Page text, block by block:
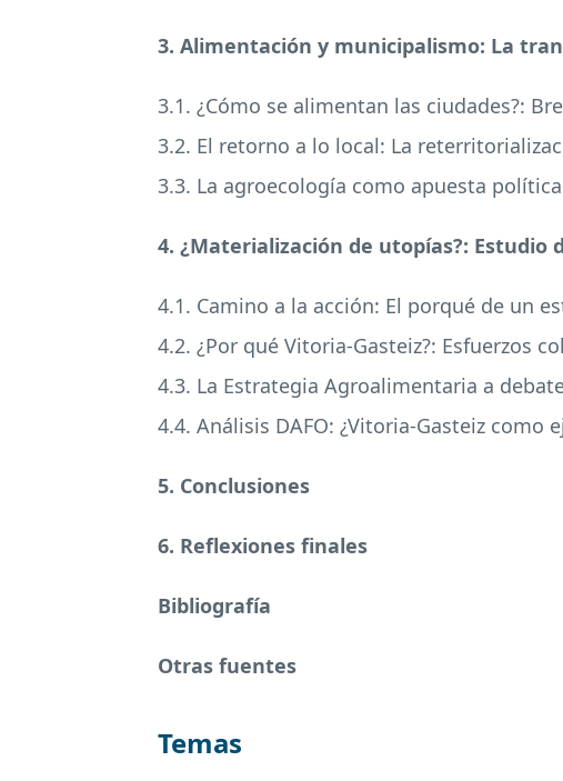
3. Alimentación y municipalismo: La
3.1. ¿Cómo se alimentan las ciudades?:
3.2. El retorno a lo local: La
3.3. La agroecología como apuesta
4. ¿Materialización de utopías?: Estudio
4.1. Camino a la acción: El porqué de un
4.2. ¿Por qué Vitoria-Gasteiz?: Esfuerzos
4.3. La Estrategia Agroalimentaria a
4.4. Análisis DAFO: ¿Vitoria-Gasteiz como
5. Conclusiones
6. Reflexiones finales
Bibliografía
Otras fuentes
Temas